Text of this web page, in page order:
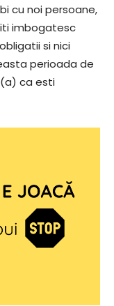
cu noi persoane,
imbogatesc
si nici
perioada de
ca esti